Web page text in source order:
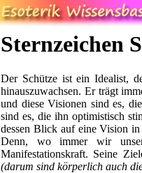
Sternzeichen
Der Schütze ist ein Idealist,
hinauszuwachsen. Er trägt
und diese Visionen sind es,
sind es, die ihn optimistisch
dessen Blick auf eine Vision
Denn, wo immer wir
Manifestationskraft. Seine
(darum sind körperlich auch